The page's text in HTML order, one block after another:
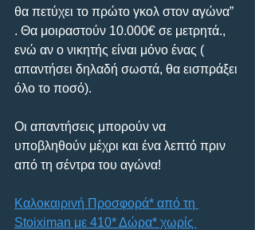
θα πετύχει το πρώτο γκολ στον αγώνα”
. Θα μοιραστούν 10.000€ σε μετρητά.,
ενώ αν ο νικητής είναι μόνο ένας (
απαντήσει δηλαδή σωστά, θα εισπράξει
όλο το ποσό).
Οι απαντήσεις μπορούν να
υποβληθούν μέχρι και ένα λεπτό πριν
από τη σέντρα του αγώνα!
Καλοκαιρινή Προσφορά* από τη
Stoiximan με 410* Δώρα* χωρίς